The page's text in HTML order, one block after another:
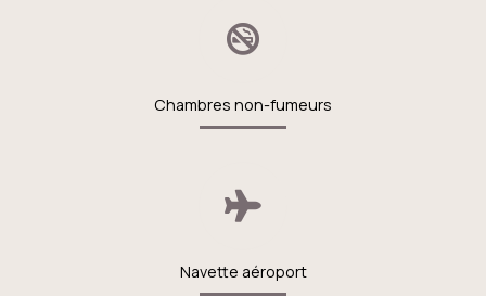
Chambres non-fumeurs
Navette aéroport